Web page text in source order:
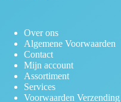
Over ons
Algemene Voorwaarden
Contact
Mijn account
Assortiment
Services
Voorwaarden Verzending